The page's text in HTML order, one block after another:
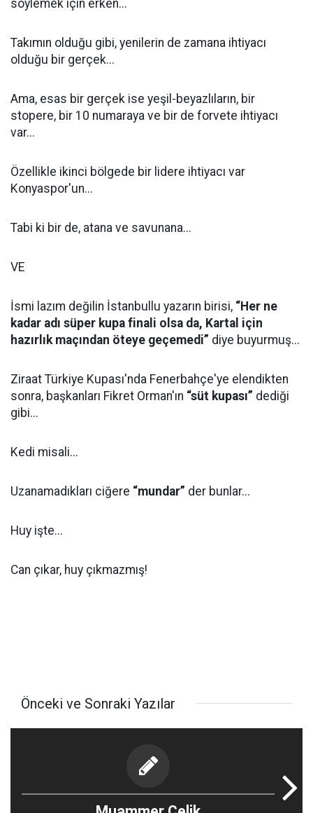
söylemek için erken...
Takımın olduğu gibi, yenilerin de zamana ihtiyacı
olduğu bir gerçek...
Ama, esas bir gerçek ise yeşil-beyazlıların, bir
stopere, bir 10 numaraya ve bir de forvete ihtiyacı
var...
Özellikle ikinci bölgede bir lidere ihtiyacı var
Konyaspor'un...
Tabi ki bir de, atana ve savunana...
VE
İsmi lazım değilin İstanbullu yazarın birisi, “Her ne
kadar adı süper kupa finali olsa da, Kartal için
hazırlık maçından öteye geçemedi” diye buyurmuş...
Ziraat Türkiye Kupası'nda Fenerbahçe'ye elendikten
sonra, başkanları Fikret Orman'ın “süt kupası” dediği
gibi...
Kedi misali...
Uzanamadıkları ciğere “mundar” der bunlar...
Huy işte...
Can çıkar, huy çıkmazmış!
Önceki ve Sonraki Yazılar